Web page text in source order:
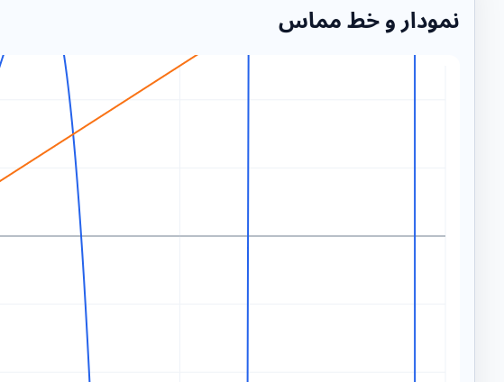
نمودار و خط مماس